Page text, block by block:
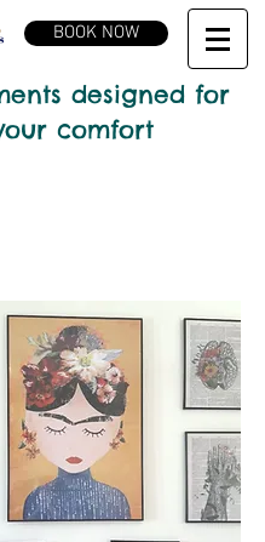
BOOK NOW
designed for
comfort